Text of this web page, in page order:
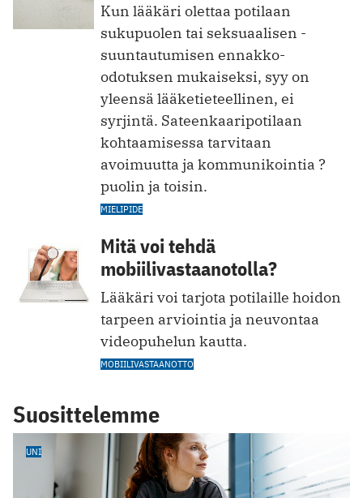
Kun lääkäri olettaa potilaan
sukupuolen tai seksuaalisen ­
suuntautumisen ennakko-
odotuksen mukaiseksi, syy on
yleensä lääketieteellinen, ei
syrjintä. Sateenkaaripotilaan
kohtaamisessa tarvitaan
avoimuutta ja kommunikointia ?
puolin ja toisin.
MIELIPIDE
Mitä voi tehdä
mobiilivastaanotolla?
Lääkäri voi tarjota potilaille hoidon
tarpeen arviointia ja neuvontaa
videopuhelun kautta.
MOBIILIVASTAANOTTO
Suosittelemme
UNI